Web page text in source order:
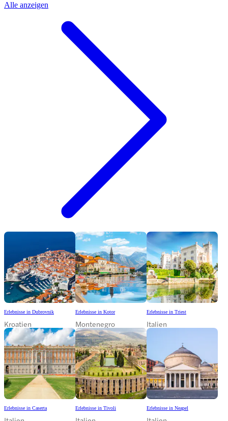
Alle anzeigen
Erlebnisse in Dubrovnik
Kroatien
Erlebnisse in Kotor
Montenegro
Erlebnisse in Triest
Italien
Erlebnisse in Caserta Erlebnisse in Tivoli Erlebnisse in Neapel